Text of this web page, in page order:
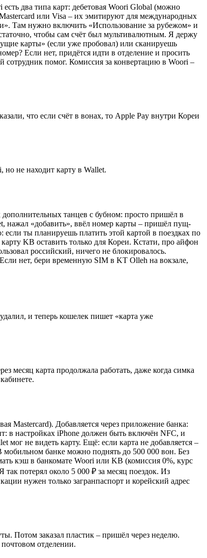
два типа карт: дебетовая Woori Global (можно
или Visa – их эмитируют для международных
Там нужно включить «Использование за рубежом» и
чтобы сам счёт был мультивалютным. Я держу
карты» (если уже пробовал) или сканируешь
Если нет, придётся идти в отделение и просить
помог. Комиссия за конвертацию в Woori –
что если счёт в вонах, то Apple Pay внутри Кореи
не находит карту в Wallet.
танцев с бубном: просто пришёл в
нажал «добавить», ввёл номер карты – пришёл пущ-
ты планируешь платить этой картой в поездках по
KB оставить только для Кореи. Кстати, про айфон
российский, ничего не блокировалось.
нет, бери временную SIM в KT Olleh на вокзале,
и теперь кошелек пишет «карта уже
месяц карта продолжала работать, даже когда симка
Mastercard). Добавляется через приложение банка:
в настройках iPhone должен быть включён NFC, и
не видеть карту. Ещё: если карта не добавляется –
банке можно поднять до 500 000 вон. Без
кэш в банкомате Woori или KB (комиссия 0%, курс
потерял около 5 000 ₽ за месяц поездок. Из
нужен только загранпаспорт и корейский адрес
Потом заказал пластик – пришёл через неделю.
отделении.